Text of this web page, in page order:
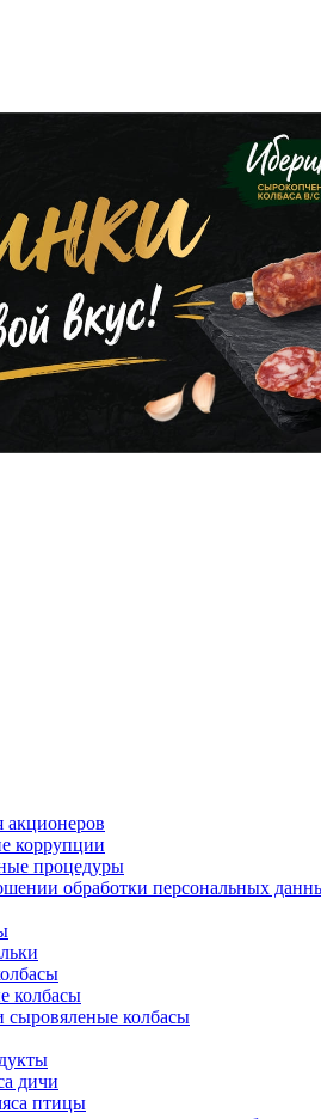
коррупции
процедуры
обработки персональных
колбасы
колбасы
дичи
птицы